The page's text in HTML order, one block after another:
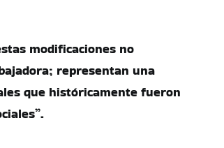
modificaciones no
representan una
que históricamente fueron